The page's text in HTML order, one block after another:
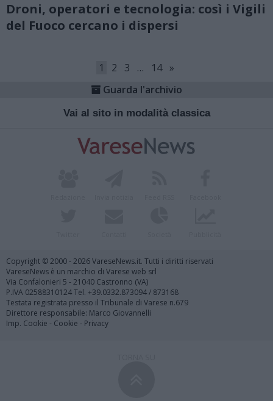
Droni, operatori e tecnologia: così i Vigili
del Fuoco cercano i dispersi
1 2 3 … 14 »
Guarda l'archivio
Vai al sito in modalità classica
Copyright © 2000 - 2026 VareseNews.it. Tutti i diritti riservati
VareseNews è un marchio di Varese web srl
Via Confalonieri 5 - 21040 Castronno (VA)
P.IVA 02588310124 Tel. +39.0332.873094 / 873168
Testata registrata presso il Tribunale di Varese n.679
Direttore responsabile: Marco Giovannelli
Imp. Cookie - Cookie - Privacy